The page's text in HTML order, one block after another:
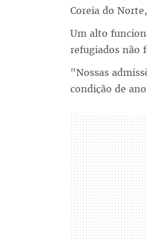
Coreia do
Um alto
refugiados não
"Nossas
condição de